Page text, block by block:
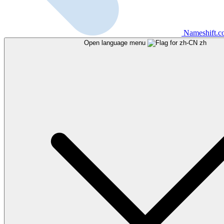
Open language menu zh